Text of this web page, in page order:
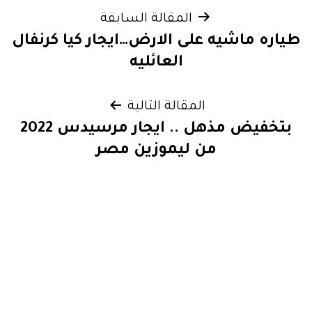
المقالات
المقالة السابقة
طياره ماشيه على الارض…ايجار كيا كرنفال
العائليه
المقالة التالية
بتخفيض مذهل .. ايجار مرسيدس 2022
من ليموزين مصر